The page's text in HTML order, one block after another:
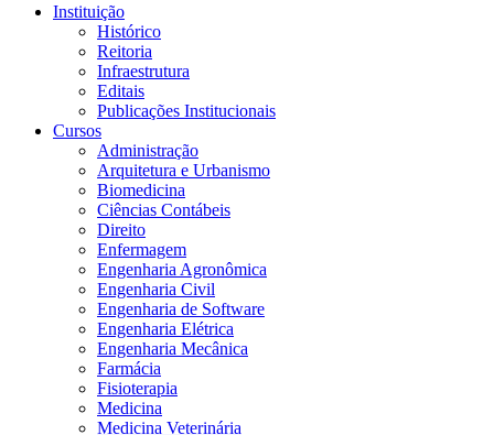
Instituição
Histórico
Reitoria
Infraestrutura
Editais
Publicações Institucionais
Cursos
Administração
Arquitetura e Urbanismo
Biomedicina
Ciências Contábeis
Direito
Enfermagem
Engenharia Agronômica
Engenharia Civil
Engenharia de Software
Engenharia Elétrica
Engenharia Mecânica
Farmácia
Fisioterapia
Medicina
Medicina Veterinária